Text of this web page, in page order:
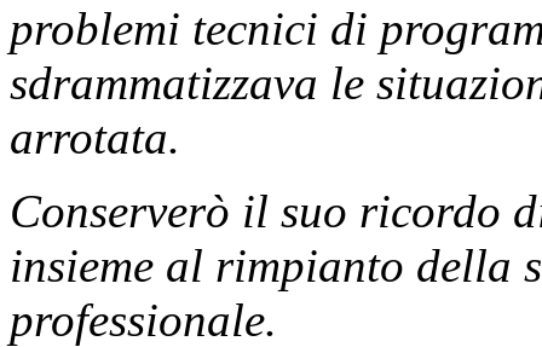
problemi tecnici di
sdrammatizzava le
arrotata.
Conserverò il suo ricordo
insieme al rimpianto della
professionale.